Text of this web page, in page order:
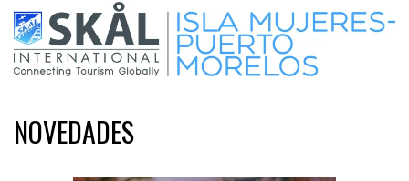
NOVEDADES